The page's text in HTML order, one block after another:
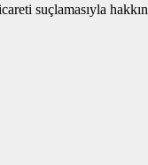
suçlamasıyla